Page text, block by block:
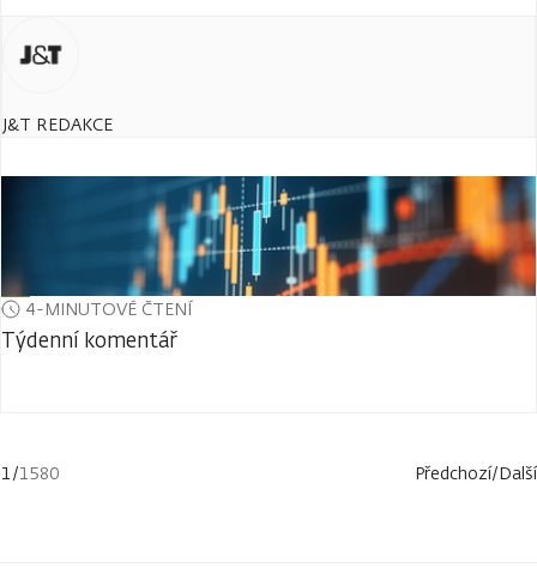
J&T REDAKCE
4-MINUTOVÉ ČTENÍ
Týdenní komentář
1/1580 Předchozí/Další